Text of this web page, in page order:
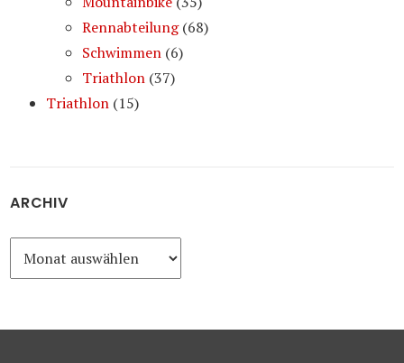
Rennabteilung(68)
Schwimmen (6)
Triathlon (37)
Triathlon (15)
ARCHIV
Archiv